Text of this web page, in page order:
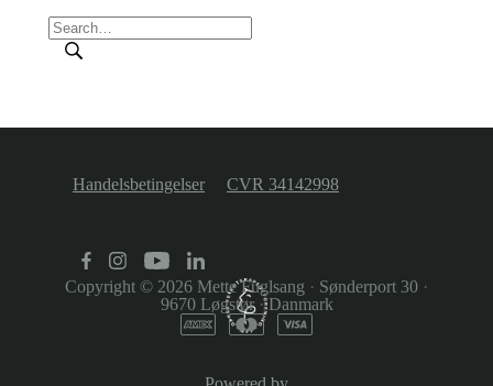
Handelsbetingelser CVR 34142998
Copyright © 2026 Mette Fuglsang · Sønderport 30 ·
9670 Løgstør ·Danmark